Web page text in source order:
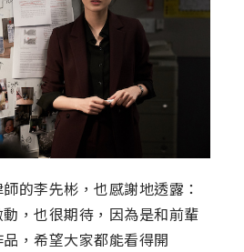
的李先彬，也感謝地透露：
動，也很期待，因為是和前輩
，希望大家都能看得開